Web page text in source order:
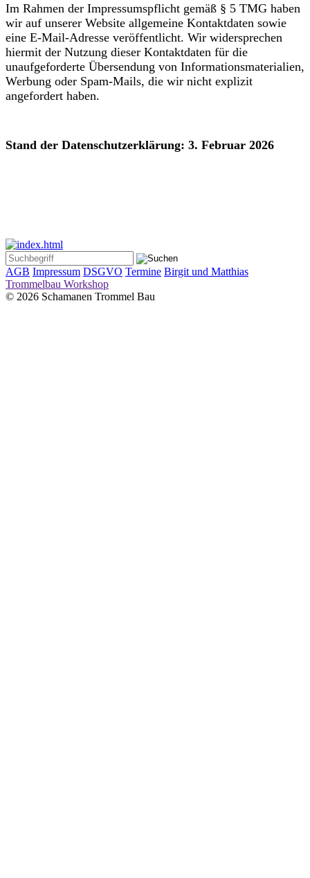
Im Rahmen der Impressumspflicht gemäß § 5 TMG haben
wir auf unserer Website allgemeine Kontaktdaten sowie
eine E-Mail-Adresse veröffentlicht. Wir widersprechen
hiermit der Nutzung dieser Kontaktdaten für die
unaufgeforderte Übersendung von Informationsmaterialien,
Werbung oder Spam-Mails, die wir nicht explizit
angefordert haben.
Stand der Datenschutzerklärung: 3. Februar 2026
AGB Impressum DSGVO Termine Birgit und Matthias
Trommelbau Workshop
© 2026 Schamanen Trommel Bau